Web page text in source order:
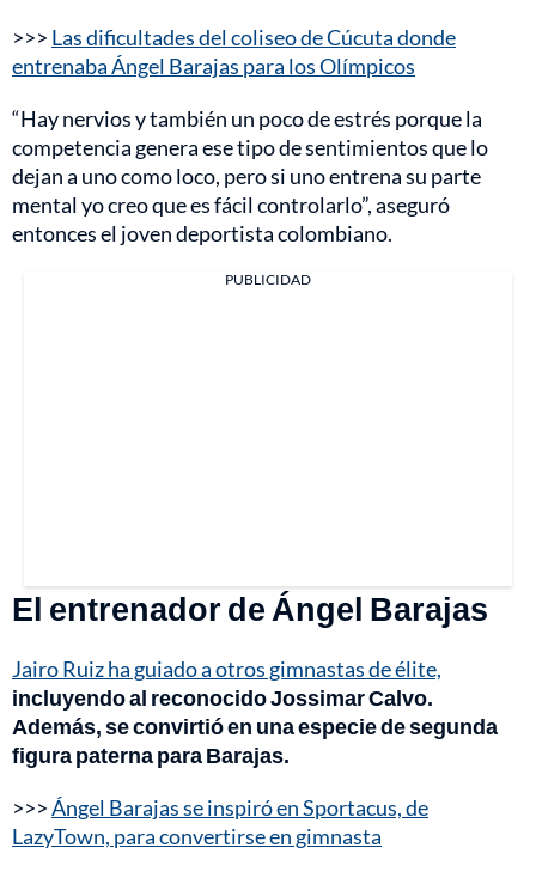
>>> Las dificultades del coliseo de Cúcuta donde
entrenaba Ángel Barajas para los Olímpicos
“Hay nervios y también un poco de estrés porque la
competencia genera ese tipo de sentimientos que lo
dejan a uno como loco, pero si uno entrena su parte
mental yo creo que es fácil controlarlo”, aseguró
entonces el joven deportista colombiano.
PUBLICIDAD
El entrenador de Ángel Barajas
Jairo Ruiz ha guiado a otros gimnastas de élite,
incluyendo al reconocido Jossimar Calvo.
Además, se convirtió en una especie de segunda
figura paterna para Barajas.
>>>Ángel Barajas se inspiró en Sportacus, de
LazyTown, para convertirse en gimnasta